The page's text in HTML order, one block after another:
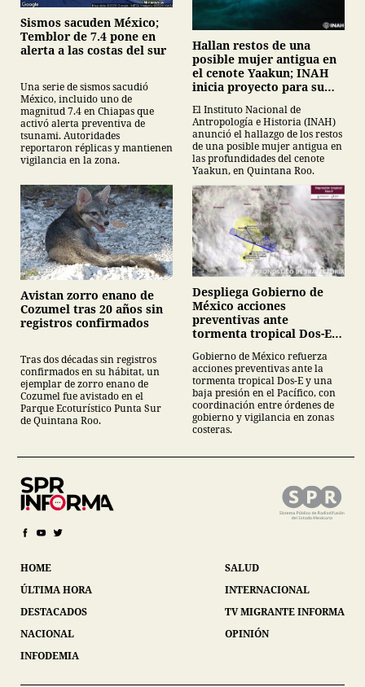
Sismos sacuden México;
Temblor de 7.4 pone en
alerta a las costas del sur
Una serie de sismos sacudió
México, incluido uno de
magnitud 7.4 en Chiapas que
activó alerta preventiva de
tsunami. Autoridades
reportaron réplicas y mantienen
vigilancia en la zona.
Hallan restos de una
posible mujer antigua en
el cenote Yaakun; INAH
inicia proyecto para su
El Instituto Nacional de
Antropología e Historia (INAH)
anunció el hallazgo de los restos
de una posible mujer antigua en
las profundidades del cenote
Yaakun, en Quintana Roo.
Avistan zorro enano de
Cozumel tras 20 años sin
registros confirmados
Tras dos décadas sin registros
confirmados en su hábitat, un
ejemplar de zorro enano de
Cozumel fue avistado en el
Parque Ecoturístico Punta Sur
de Quintana Roo.
Despliega Gobierno de
México acciones
preventivas ante
tormenta tropical Dos-E y
Gobierno de México refuerza
acciones preventivas ante la
tormenta tropical Dos-E y una
baja presión en el Pacífico, con
coordinación entre órdenes de
gobierno y vigilancia en zonas
costeras.
HOME
ÚLTIMA HORA
DESTACADOS
NACIONAL
INFODEMIA
SALUD
INTERNACIONAL
TV MIGRANTE INFORMA
OPINIÓN